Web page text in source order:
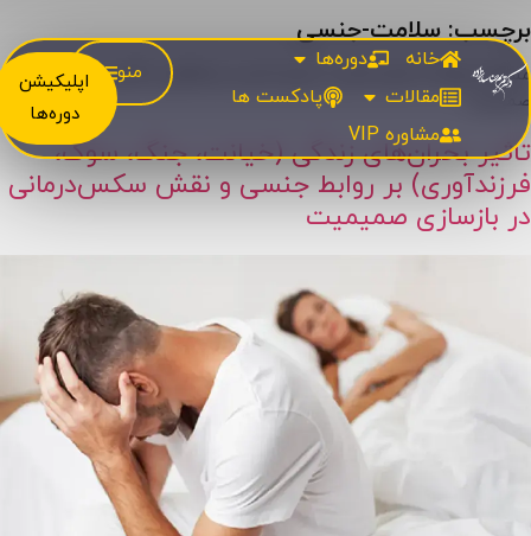
خانه
دوره‌ها
مقالات
پادکست ها
مشاوره‌ VIP
منو
اپلیکیشن
دوره‌ها
برچسب:سلامت-جنسی
مسائل مربوط به میل جنسی، سردی جنسی، زودانزالی و تأثیر پورن بر
صمیمیت
تاثیر بحران‌های زندگی (خیانت، جنگ، سوگ،
فرزندآوری) بر روابط جنسی و نقش سکس‌درمانی
در بازسازی صمیمیت